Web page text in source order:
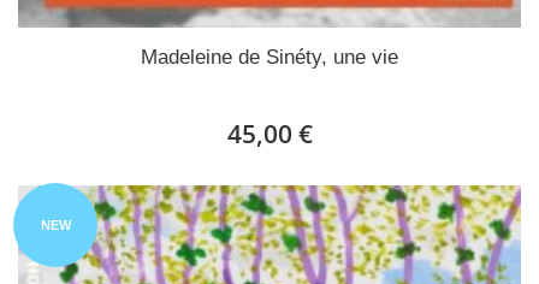
Madeleine de Sinéty, une vie
45,00 €
NEW